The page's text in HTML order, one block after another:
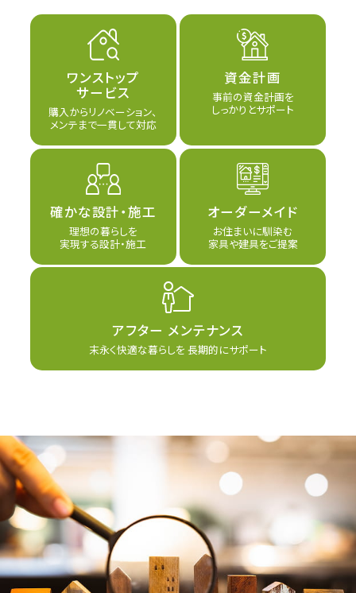
ワンストップ
サービス
購入からリノベーション、
メンテまで一貫して対応
資金計画
事前の資金計画を
しっかりとサポート
確かな設計・施工
理想の暮らしを
実現する設計・施工
オーダーメイド
お住まいに馴染む
家具や建具をご提案
アフター メンテナンス
末永く快適な暮らしを 長期的にサポート